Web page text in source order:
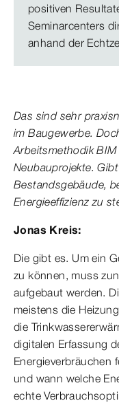
positiven
Seminarcenters
anhand der
Das sind sehr
im Baugewerbe.
Arbeitsmethodik
Neubauprojekte.
Bestandsgebäude,
Energieeffizienz zu
Jonas Kreis:
Die gibt es. Um ein
zu können, muss
aufgebaut werden.
meistens die
die
digitalen Erfassung
Energieverbräuchen
und wann welche
echte